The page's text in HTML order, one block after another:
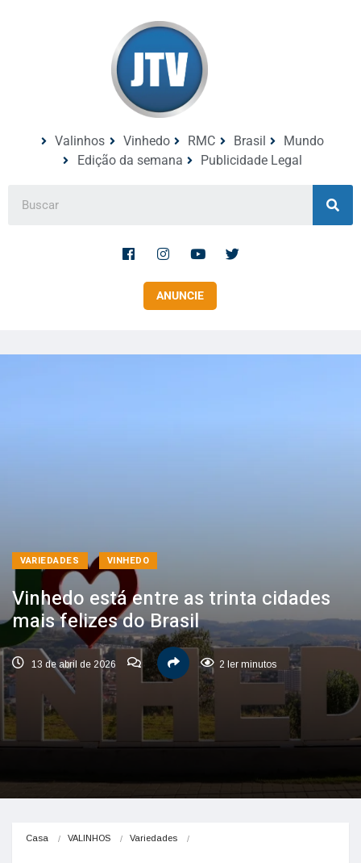
Valinhos Vinhedo RMC Brasil
Mundo
Edição da semana
Publicidade Legal
ANUNCIE
VARIEDADES VINHEDO
Vinhedo está entre as trinta cidades
mais felizes do Brasil
13 de abril de 2026 2 ler minutos
Casa VALINHOS Variedades